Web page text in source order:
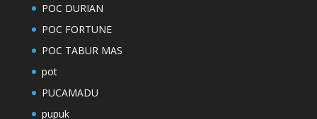
POC DURIAN
POC FORTUNE
POC TABUR MAS
pot
PUCAMADU
pupuk